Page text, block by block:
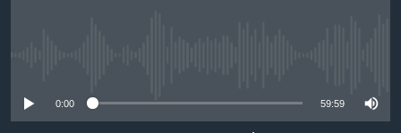
រចនា
កម្មវិធីទាំងអស់
0:00 59:59